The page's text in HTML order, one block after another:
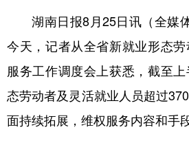
湖南日报8月25日讯（全媒体
今天，记者从全省新就业形态
服务工作调度会上获悉，截至
态劳动者及灵活就业人员超过
面持续拓展，维权服务内容和手